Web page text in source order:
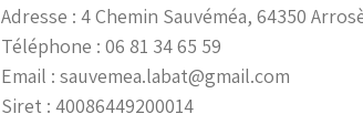
Adresse : 4 Chemin Sauvéméa, 64350
Téléphone : 06 81 34 65 59
Email : sauvemea.labat@gmail.com
Siret : 40086449200014